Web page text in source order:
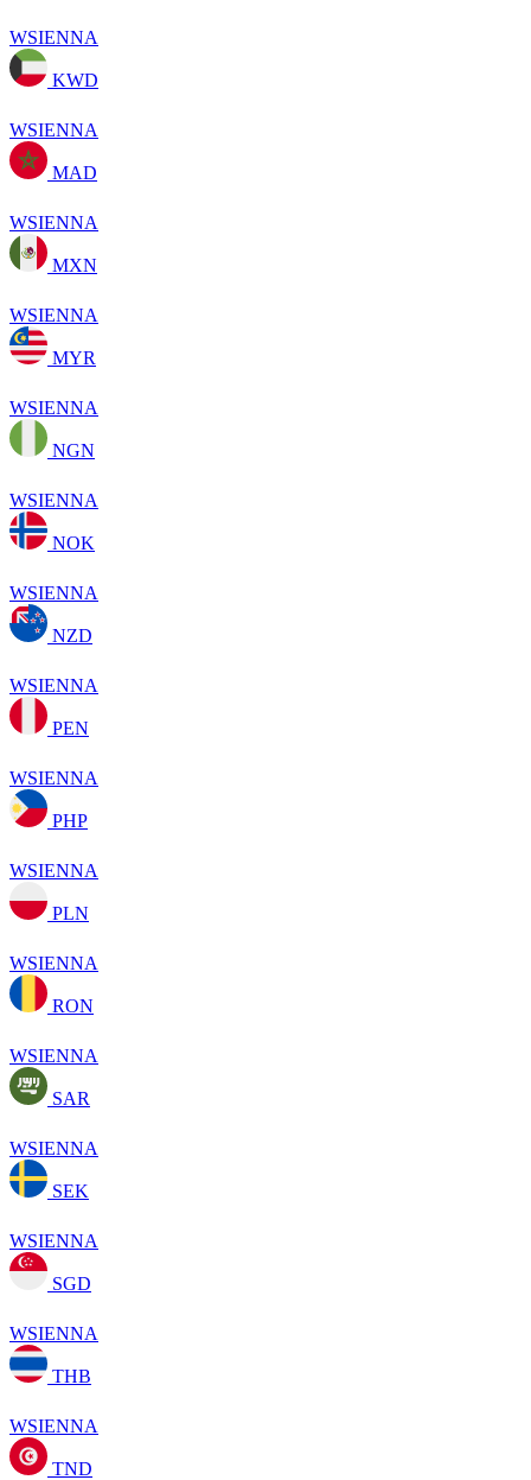
WSIENNA
KWD
WSIENNA
MAD
WSIENNA
MXN
WSIENNA
MYR
WSIENNA
NGN
WSIENNA
NOK
WSIENNA
NZD
WSIENNA
PEN
WSIENNA
PHP
WSIENNA
PLN
WSIENNA
RON
WSIENNA
SAR
WSIENNA
SEK
WSIENNA
SGD
WSIENNA
THB
WSIENNA
TND